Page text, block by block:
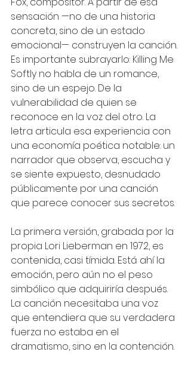
sensación —no de una historia
concreta, sino de un estado
emocional— construyen la canción.
Es importante subrayarlo: Killing Me
Softly no habla de un romance,
sino de un espejo. De la
vulnerabilidad de quien se
reconoce en la voz del otro. La
letra articula esa experiencia con
una economía poética notable: un
narrador que observa, escucha y
se siente expuesto, desnudado
públicamente por una canción
que parece conocer sus secretos.
La primera versión, grabada por la
propia Lori Lieberman en 1972, es
contenida, casi tímida. Está ahí la
emoción, pero aún no el peso
simbólico que adquiriría después.
La canción necesitaba una voz
que entendiera que su verdadera
fuerza no estaba en el
dramatismo, sino en la contención.